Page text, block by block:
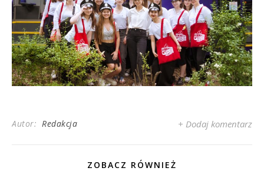
Autor: Redakcja + Dodaj komentarz
ZOBACZ RÓWNIEŻ